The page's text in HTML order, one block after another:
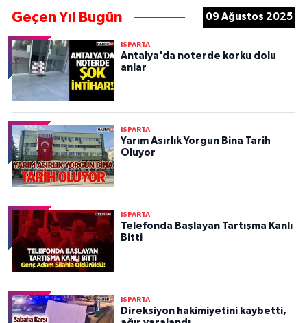
Geçen Yıl Bugün 09 Ağustos 2025
ISPARTA
Antalya'da noterde korku dolu
anlar
ISPARTA
Yarım Asırlık Yorgun Bina Tarih
Oluyor
ISPARTA
Telefonda Başlayan Tartışma Kanlı
Bitti
ISPARTA
Direksiyon hakimiyetini kaybetti,